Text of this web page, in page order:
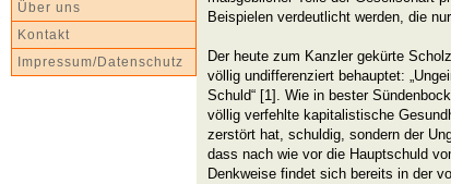
Über uns
Kontakt
Impressum/Datenschutz
Beispielen verdeutlicht werden, die
Der heute zum Kanzler gekürte
völlig undifferenziert behauptet:
Schuld“ [1]. Wie in bester
völlig verfehlte kapitalistische
zerstört hat, schuldig, sondern der
dass nach wie vor die Hauptschuld
Denkweise findet sich bereits in der